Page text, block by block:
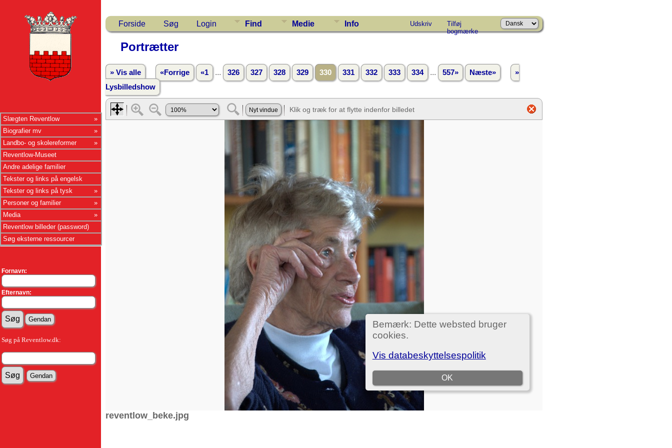
Slægten Reventlow
Biografier mv
Landbo- og skolereformer
Reventlow-Museet
Andre adelige familier
Tekster og links på engelsk
Tekster og links på tysk
Personer og familier
Media
Reventlow billeder (password)
Søg eksterne ressourcer
Fornavn:
Efternavn:
Søg på Reventlow.dk:
Forside Søg Login Find Medie Info Udskriv
Tilføj
bogmærke
Portrætter
» Vis alle «Forrige «1 ... 326 327 328 329 330 331 332 333 334 ... 557» Næste»
»
Lysbilledshow
reventlow_beke.jpg